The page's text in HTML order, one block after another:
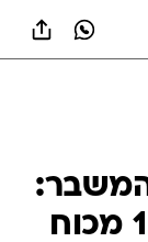
ריט תפטר קרוב ל-10% מכוח